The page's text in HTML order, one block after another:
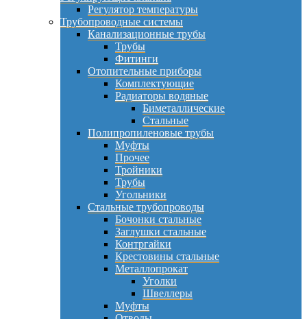
Регулятор температуры
Трубопроводные системы
Канализационные трубы
Трубы
Фитинги
Отопительные приборы
Комплектующие
Радиаторы водяные
Биметаллические
Стальные
Полипропиленовые трубы
Муфты
Прочее
Тройники
Трубы
Угольники
Стальные трубопроводы
Бочонки стальные
Заглушки стальные
Контргайки
Крестовины стальные
Металлопрокат
Уголки
Швеллеры
Муфты